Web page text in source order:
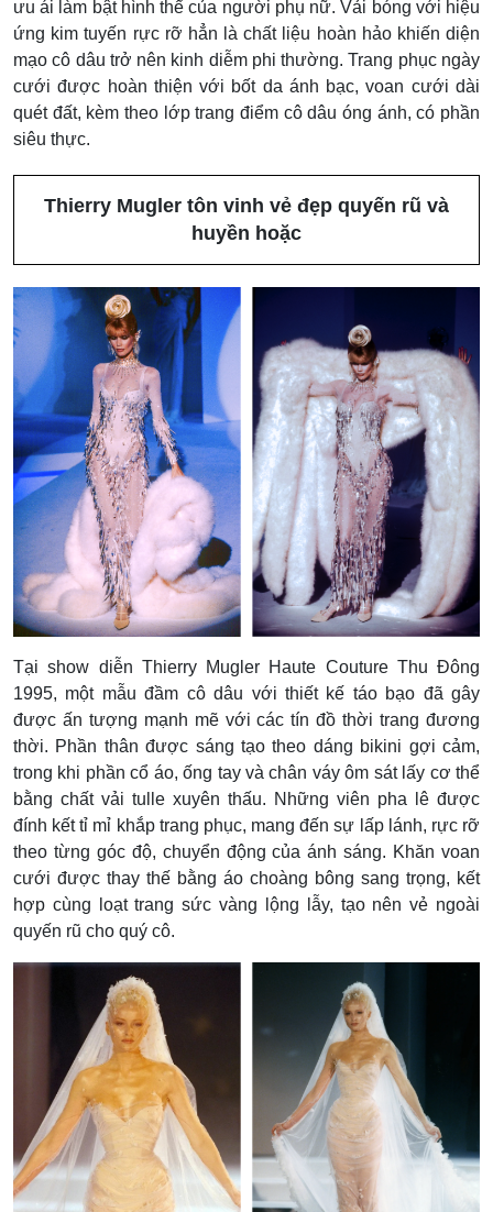
ưu ái làm bật hình thể của người phụ nữ. Vải bóng với hiệu
ứng kim tuyến rực rỡ hẳn là chất liệu hoàn hảo khiến diện
mạo cô dâu trở nên kinh diễm phi thường. Trang phục ngày
cưới được hoàn thiện với bốt da ánh bạc, voan cưới dài
quét đất, kèm theo lớp trang điểm cô dâu óng ánh, có phần
siêu thực.
Thierry Mugler tôn vinh vẻ đẹp quyến rũ và
huyền hoặc
Tại show diễn Thierry Mugler Haute Couture Thu Đông
1995, một mẫu đầm cô dâu với thiết kế táo bạo đã gây
được ấn tượng mạnh mẽ với các tín đồ thời trang đương
thời. Phần thân được sáng tạo theo dáng bikini gợi cảm,
trong khi phần cổ áo, ống tay và chân váy ôm sát lấy cơ thể
bằng chất vải tulle xuyên thấu. Những viên pha lê được
đính kết tỉ mỉ khắp trang phục, mang đến sự lấp lánh, rực rỡ
theo từng góc độ, chuyển động của ánh sáng. Khăn voan
cưới được thay thế bằng áo choàng bông sang trọng, kết
hợp cùng loạt trang sức vàng lộng lẫy, tạo nên vẻ ngoài
quyến rũ cho quý cô.